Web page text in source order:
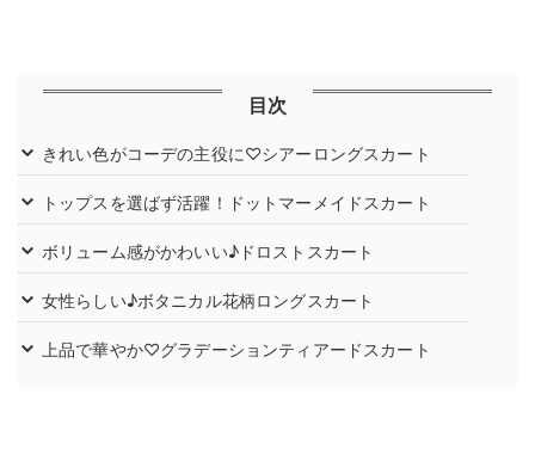
目次
きれい色がコーデの主役に♡シアーロングスカート
トップスを選ばず活躍！ドットマーメイドスカート
ボリューム感がかわいい♪ドロストスカート
女性らしい♪ボタニカル花柄ロングスカート
上品で華やか♡グラデーションティアードスカート